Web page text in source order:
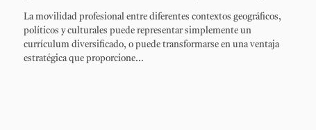
La movilidad profesional entre diferentes contextos geográficos,
políticos y culturales puede representar simplemente un
currículum diversificado, o puede transformarse en una ventaja
estratégica que proporcione...